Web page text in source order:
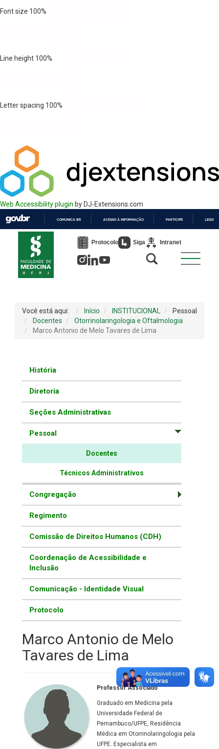
Font size 100%
Line height 100%
Letter spacing 100%
Web Accessibility plugin by DJ-Extensions.com
PARA
COMUNICA BR ACESSO À INFORMAÇÃO PARTICIPE
Protocolo Siga Intranet
Você está aqui: Início INSTITUCIONAL
Pessoal
Docentes
Otorrinolaringologia e Oftalmologia
Marco Antonio de Melo Tavares de Lima
História
Diretoria
Seções Administrativas
Pessoal
Docentes
Técnicos Administrativos
Congregação
Regimento
Comissão de Direitos Humanos (CDH)
Coordenação de Acessibilidade e
Inclusão
Comunicação - Identidade Visual
Protocolo
Marco Antonio de Melo
Tavares de Lima
Professor Associado
Graduado em Medicina pela
Universidade Federal de
Pernambuco/UFPE, Residência
Médica em Otorrinolaringologia pela
UFPE. Especialista em